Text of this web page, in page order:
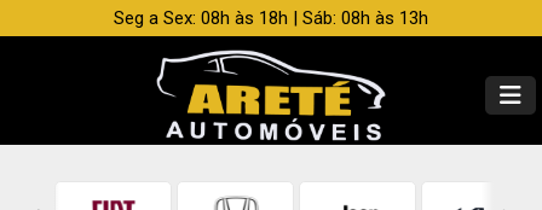
Seg a Sex: 08h às 18h | Sáb: 08h às 13h